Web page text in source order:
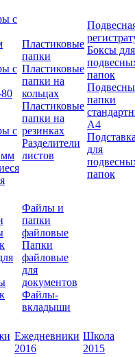
с
с
с
мм
Пластиковые
папки
Пластиковые
папки на
кольцах
Пластиковые
папки на
резинках
Разделители
листов
Боксы для
папок
папки
А4
для
папок
Файлы и
папки
файловые
Папки
файловые
для
документов
Файлы-
вкладыши
Ежедневники
2016
Школа
2015